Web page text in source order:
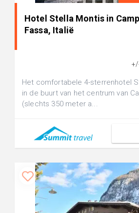
Hotel Stella Montis in
Fassa, Italië
Het comfortabele 4-sterrenhotel
in de buurt van het centrum van
(slechts 350 meter a...